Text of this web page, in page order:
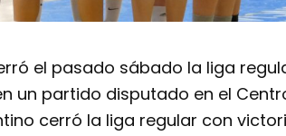
el pasado sábado la liga
un partido disputado en el
cerró la liga regular con